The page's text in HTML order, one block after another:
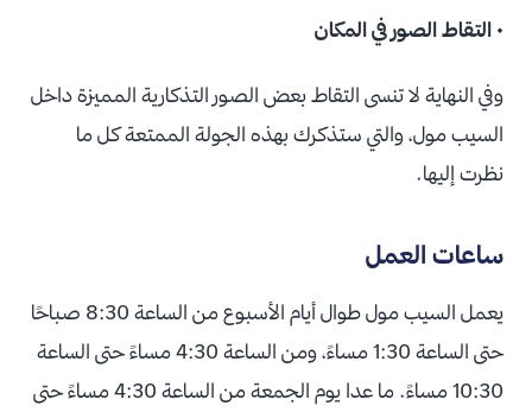
• التقاط الصور في المكان
وفي النهاية لا تنسى التقاط بعض الصور التذكارية المميزة داخل
السيب مول، والتي ستذكرك بهذه الجولة الممتعة كل ما
نظرت إليها.
ساعات العمل
يعمل السيب مول طوال أيام الأسبوع من الساعة 8:30 صباحًا
حتى الساعة 1:30 مساءً، ومن الساعة 4:30 مساءً حتى الساعة
10:30 مساءً. ما عدا يوم الجمعة من الساعة 4:30 مساءً حتى